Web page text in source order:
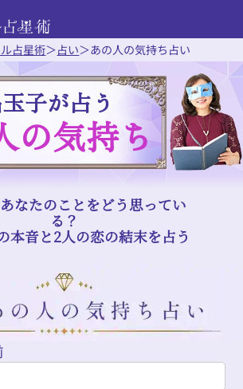
占星術＞占い＞あの人の気持ち占い
子が占う
の気持ち
なたのことをどう思ってい
る？
本音と2人の恋の結末を占う